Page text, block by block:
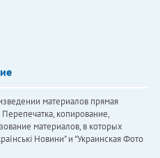
материалов прямая
копирование,
материалов, в которых
Новини" и "Украинская Фото